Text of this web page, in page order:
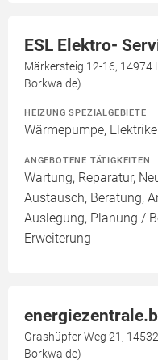
ESL Elektro-
Märkersteig 12-16, 14974
Borkwalde)
HEIZUNG SPEZIALGEBIETE
Wärmepumpe,
ANGEBOTENE TÄTIGKEITEN
Wartung, Reparatur,
Austausch, Beratung,
Auslegung, Planung /
Erweiterung
Grashüpfer Weg 21,
Borkwalde)